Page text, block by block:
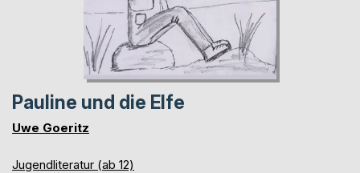
Pauline und die Elfe
Uwe Goeritz
Jugendliteratur (ab 12)